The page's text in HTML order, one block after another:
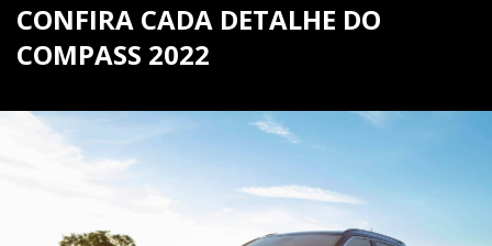
CONFIRA CADA DETALHE DO
COMPASS 2022